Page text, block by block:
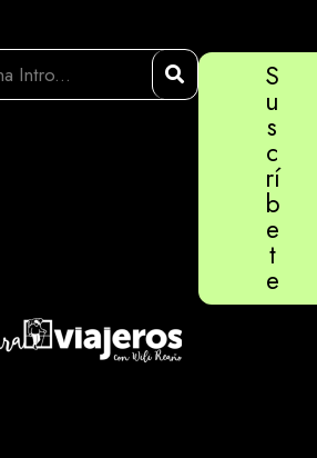
S
u
s
c
rí
b
e
t
e